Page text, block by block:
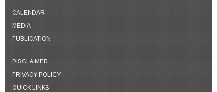
CALENDAR
MEDIA
PUBLICATION
DISCLAIMER
PRIVACY POLICY
QUICK LINKS